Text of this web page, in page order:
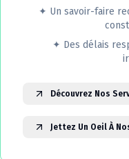
✦ Un savoir-faire
✦ Des délais
Découvrez Nos
Jettez Un Oeil À